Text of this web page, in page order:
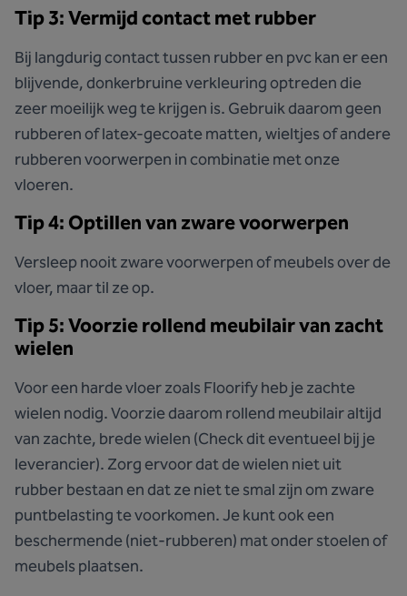
Tip 3: Vermijd contact met rubber
Bij langdurig contact tussen rubber en pvc kan er een
blijvende, donkerbruine verkleuring optreden die
zeer moeilijk weg te krijgen is. Gebruik daarom geen
rubberen of latex-gecoate matten, wieltjes of andere
rubberen voorwerpen in combinatie met onze
vloeren.
Tip 4: Optillen van zware voorwerpen
Versleep nooit zware voorwerpen of meubels over de
vloer, maar til ze op.
Tip 5: Voorzie rollend meubilair van zacht
wielen
Voor een harde vloer zoals Floorify heb je zachte
wielen nodig. Voorzie daarom rollend meubilair altijd
van zachte, brede wielen (Check dit eventueel bij je
leverancier). Zorg ervoor dat de wielen niet uit
rubber bestaan en dat ze niet te smal zijn om zware
puntbelasting te voorkomen. Je kunt ook een
beschermende (niet-rubberen) mat onder stoelen of
meubels plaatsen.